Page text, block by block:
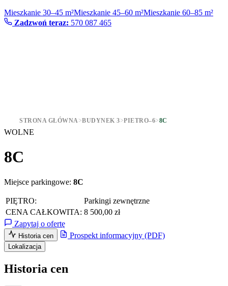
Mieszkanie 30–45 m²Mieszkanie 45–60 m²Mieszkanie 60–85 m²
Zadzwoń teraz: 570 087 465
STRONA GŁÓWNA>BUDYNEK 3>PIETRO–6>8C
WOLNE
8C
Miejsce parkingowe: 8C
PIĘTRO:
Parkingi zewnętrzne
CENA CAŁKOWITA: 8 500,00 zł
Zapytaj o ofertę
Historia cen Prospekt informacyjny (PDF)
Lokalizacja
Historia cen